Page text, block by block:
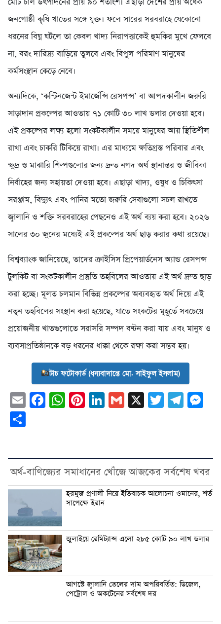
জনগোষ্ঠী কৃষি খাতের সঙ্গে যুক্ত। ফলে সারের সরবরাহে যেকোনো
ধরনের বিঘ্ন ঘটলে তা কেবল খাদ্য নিরাপত্তাকেই হুমকির মুখে ফেলবে
না, বরং দারিদ্র্য বাড়িয়ে তুলবে এবং বিপুল পরিমাণ মানুষের
কর্মসংস্থান কেড়ে নেবে।
অন্যদিকে, ‘কন্টিনজেন্ট ইমার্জেন্সি রেসপন্স’ বা আপদকালীন জরুরি
সাড়াদান প্রকল্পের আওতায় ৭১ কোটি ৩০ লাখ ডলার দেওয়া হবে।
এই প্রকল্পের লক্ষ্য হলো সংকটকালীন সময়ে মানুষের আয় স্থিতিশীল
রাখা এবং চাকরি টিকিয়ে রাখা। এর মাধ্যমে ক্ষতিগ্রস্ত পরিবার এবং
ক্ষুদ্র ও মাঝারি শিল্পগুলোর জন্য দ্রুত নগদ অর্থ স্থানান্তর ও জীবিকা
নির্বাহের জন্য সহায়তা দেওয়া হবে। এছাড়া খাদ্য, ওষুধ ও চিকিৎসা
সরঞ্জাম, বিদ্যুৎ এবং পানির মতো জরুরি সেবাগুলো সচল রাখতে
জ্বালানি ও শক্তি সরবরাহের পেছনেও এই অর্থ ব্যয় করা হবে। ২০২৬
সালের ৩০ জুনের মধ্যেই এই প্রকল্পের অর্থ ছাড় করার কথা রয়েছে।
বিশ্বব্যাংক জানিয়েছে, তাদের ক্রাইসিস প্রিপেয়ার্ডনেস অ্যান্ড রেসপন্স
টুলকিট বা সংকটকালীন প্রস্তুতি তহবিলের আওতায় এই অর্থ দ্রুত ছাড়
করা হচ্ছে। মূলত চলমান বিভিন্ন প্রকল্পের অব্যবহৃত অর্থ দিয়ে এই
নতুন তহবিলের সংস্থান করা হয়েছে, যাতে সংকটের মুহূর্তে সবচেয়ে
প্রয়োজনীয় খাতগুলোতে সরাসরি সম্পদ বণ্টন করা যায় এবং মানুষ ও
ব্যবসাপ্রতিষ্ঠানকে বড় ধরনের ধাক্কা থেকে রক্ষা করা সম্ভব হয়।
টাচ ফটোকার্ড (ধন্যবাদান্তে মো. সাইফুল ইসলাম)
EmailFacebook
WhatsApp
Pinterest
LinkedIn
Gmail
X Twitter
অর্থ-বাণিজ্যের সমাধানের খোঁজে আজকের সর্বশেষ খবর
হরমুজ প্রণালী নিয়ে ইতিবাচক আলোচনা ওমানের, শর্ত
সাপেক্ষে ইরান
জুলাইয়ে রেমিট্যান্স এলো ২৮৫ কোটি ৯০ লাখ ডলার
আগস্টে জ্বালানি তেলের দাম অপরিবর্তিত: ডিজেল,
পেট্রোল ও অকটেনের সর্বশেষ দর